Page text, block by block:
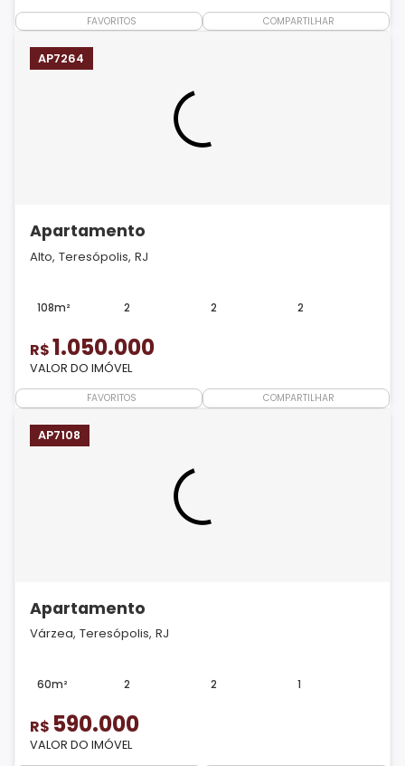
FAVORITOS COMPARTILHAR
AP7264
Apartamento
Alto, Teresópolis, RJ
108m² 2 2 2
R$1.050.000
VALOR DO IMÓVEL
FAVORITOS COMPARTILHAR
AP7108
Apartamento
Várzea, Teresópolis, RJ
60m² 2 2 1
R$ 590.000
VALOR DO IMÓVEL